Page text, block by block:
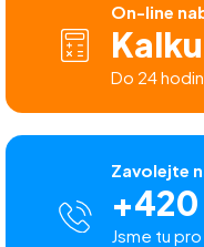
On-line
Do 24
Zavolejte
Jsme tu